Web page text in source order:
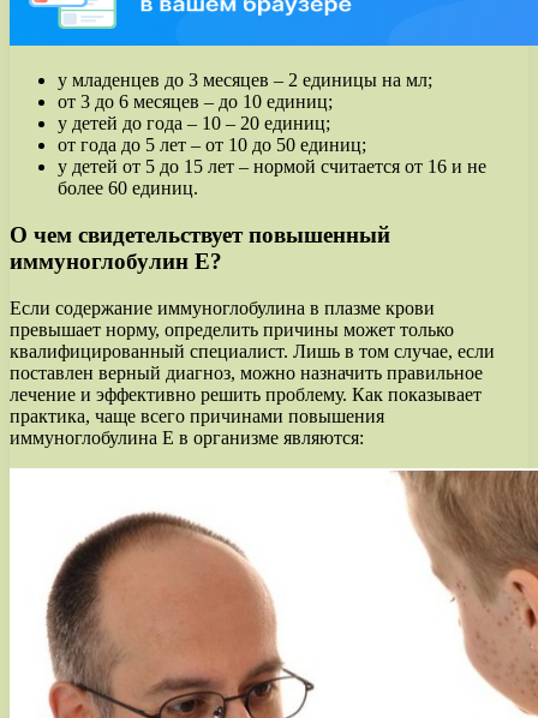
у младенцев до 3 месяцев – 2 единицы на мл;
от 3 до 6 месяцев – до 10 единиц;
у детей до года – 10 – 20 единиц;
от года до 5 лет – от 10 до 50 единиц;
у детей от 5 до 15 лет – нормой считается от 16 и не
более 60 единиц.
О чем свидетельствует повышенный
иммуноглобулин Е?
Если содержание иммуноглобулина в плазме крови
превышает норму, определить причины может только
квалифицированный специалист. Лишь в том случае, если
поставлен верный диагноз, можно назначить правильное
лечение и эффективно решить проблему. Как показывает
практика, чаще всего причинами повышения
иммуноглобулина Е в организме являются: